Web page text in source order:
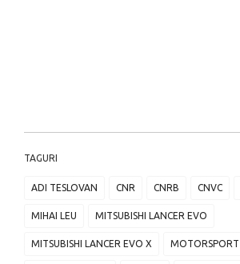
TAGURI
ADI TESLOVAN CNR CNRB CNVC
MIHAI LEU MITSUBISHI LANCER EVO
MITSUBISHI LANCER EVO X MOTORSPORT